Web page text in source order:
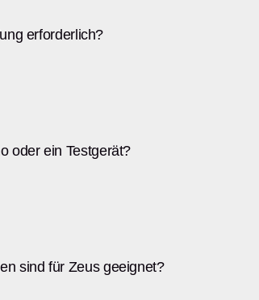
erforderlich?
oder ein Testgerät?
sind für Zeus geeignet?